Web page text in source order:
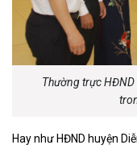
Thường trực HĐND
Hay như HĐND huyện